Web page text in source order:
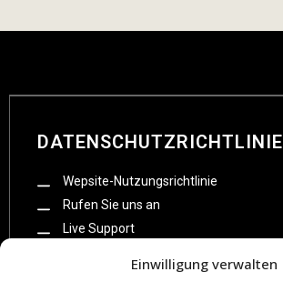
Einwilligung verwalten
DATENSCHUTZRICHTLINIE
Wepsite-Nutzungsrichtlinie
Rufen Sie uns an
Live Support
Datenschutzzerklarung